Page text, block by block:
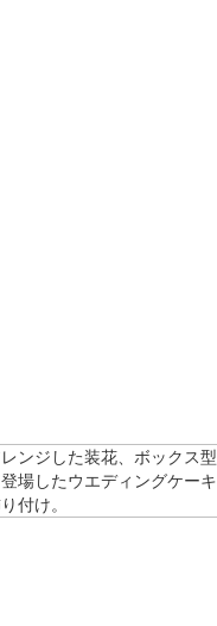
ンジした装花、ボックス型
場したウエディングケーキ
付け。